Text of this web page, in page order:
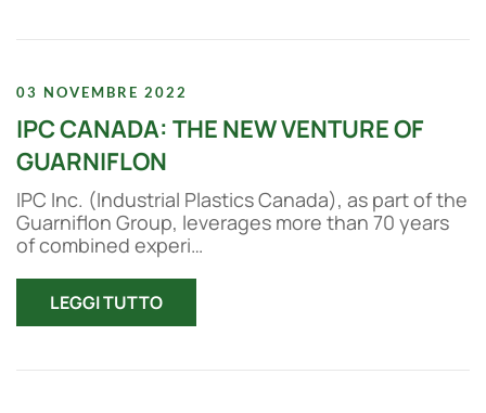
03 NOVEMBRE 2022
IPC CANADA: THE NEW VENTURE OF
GUARNIFLON
IPC Inc. (Industrial Plastics Canada), as part of the
Guarniflon Group, leverages more than 70 years
of combined experi…
LEGGI TUTTO